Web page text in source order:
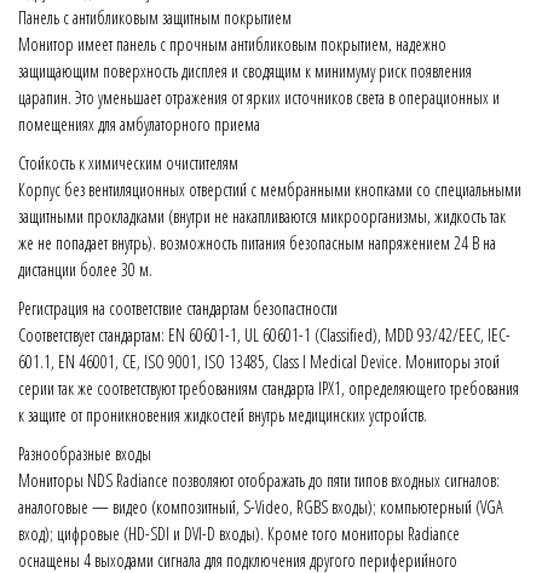
Панель с антибликовым защитным покрытием
Монитор имеет панель с прочным антибликовым покрытием, надежно
защищающим поверхность дисплея и сводящим к минимуму риск появления
царапин. Это уменьшает отражения от ярких источников света в операционных и
помещениях для амбулаторного приема
Стойкость к химическим очистителям
Корпус без вентиляционных отверстий с мембранными кнопками со специальными
защитными прокладками (внутри не накапливаются микроорганизмы, жидкость так
же не попадает внутрь). возможность питания безопасным напряжением 24 В на
дистанции более 30 м.
Регистрация на соответствие стандартам безопастности
Соответствует стандартам: EN 60601-1, UL 60601-1 (Classified), MDD 93/42/EEC, IEC-
601.1, EN 46001, CE, ISO 9001, ISO 13485, Class I Medical Device. Мониторы этой
серии так же соответствуют требованиям стандарта IPX1, определяющего требования
к защите от проникновения жидкостей внутрь медицинских устройств.
Разнообразные входы
Мониторы NDS Radiance позволяют отображать до пяти типов входных сигналов:
аналоговые — видео (композитный, S-Video, RGBS входы); компьютерный (VGA
вход); цифровые (HD-SDI и DVI-D входы). Кроме того мониторы Radiance
оснащены 4 выходами сигнала для подключения другого периферийного